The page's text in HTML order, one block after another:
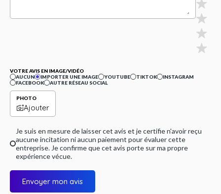
VOTRE AVIS EN IMAGE/VIDÉO
AUCUN
IMPORTER UNE IMAGE YOUTUBE TIKTOK
INSTAGRAM
FACEBOOK
AUTRE RÉSEAU SOCIAL
PHOTO
Ajouter
Je suis en mesure de laisser cet avis et je certifie n'avoir reçu
aucune incitation ni aucun paiement pour évaluer cette
entreprise. Je confirme que cet avis porte sur ma propre
expérience vécue.
Envoyer mon avis